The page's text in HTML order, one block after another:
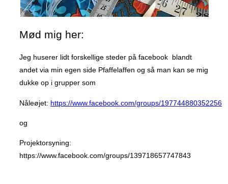
Mød mig her:
Jeg huserer lidt forskellige steder på facebook blandt
andet via min egen side Pfaffelaffen og så man kan se mig
dukke op i grupper som
Nåleøjet: https://www.facebook.com/groups/197744880352256
og
Projektorsyning:
https://www.facebook.com/groups/139718657747843